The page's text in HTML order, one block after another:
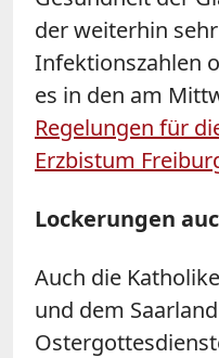
der weiterhin
Infektionszahlen
es in den am
Regelungen für
Erzbistum
Lockerungen
Auch die
und dem Saarland